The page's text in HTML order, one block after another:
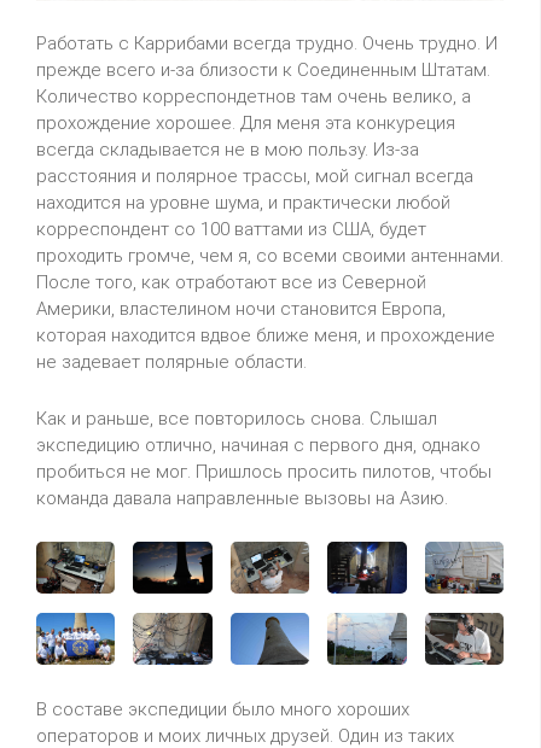
Работать с Каррибами всегда трудно. Очень трудно. И
прежде всего и-за близости к Соединенным Штатам.
Количество корреспондетнов там очень велико, а
прохождение хорошее. Для меня эта конкуреция
всегда складывается не в мою пользу. Из-за
расстояния и полярное трассы, мой сигнал всегда
находится на уровне шума, и практически любой
корреспондент со 100 ваттами из США, будет
проходить громче, чем я, со всеми своими антеннами.
После того, как отработают все из Северной
Америки, властелином ночи становится Европа,
которая находится вдвое ближе меня, и прохождение
не задевает полярные области.
Как и раньше, все повторилось снова. Слышал
экспедицию отлично, начиная с первого дня, однако
пробиться не мог. Пришлось просить пилотов, чтобы
команда давала направленные вызовы на Азию.
В составе экспедиции было много хороших
операторов и моих личных друзей. Один из таких